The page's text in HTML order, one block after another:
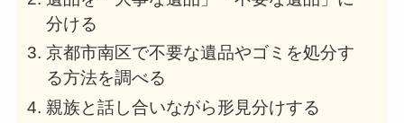
分ける
京都市南区で不要な遺品やゴミを処分す
る方法を調べる
親族と話し合いながら形見分けする